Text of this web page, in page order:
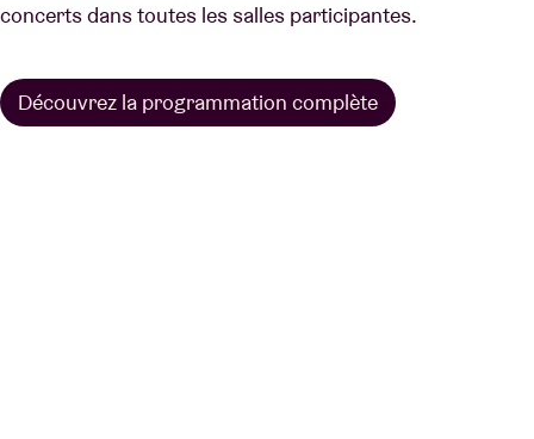
concerts dans toutes les salles participantes.
Découvrez la programmation complète